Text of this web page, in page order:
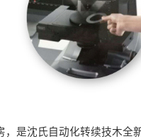
是沈氏自动化转续技木全